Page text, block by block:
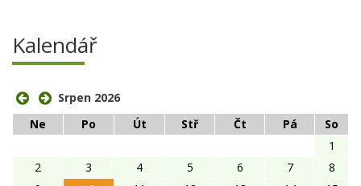
Kalendář
Srpen 2026
Ne
Po Út Stř Čt Pá
So
1
2
3 4 5 6 7
8